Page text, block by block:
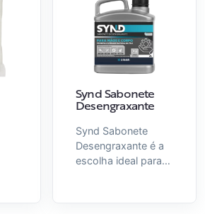
Synd Sabonete
Desengraxante
Synd Sabonete
Desengraxante é a
escolha ideal para